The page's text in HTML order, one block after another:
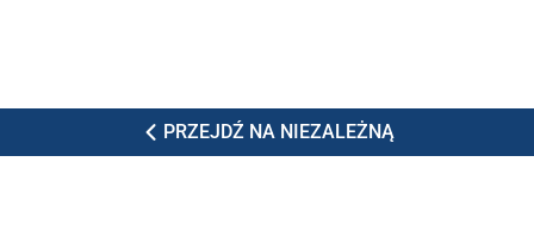
PRZEJDŹ NA NIEZALEŻNĄ